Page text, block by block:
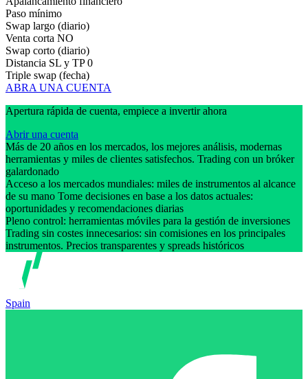
Paso mínimo
Swap largo (diario)
Venta corta NO
Swap corto (diario)
Distancia SL y TP 0
Triple swap (fecha)
ABRA UNA CUENTA
Apertura rápida de cuenta, empiece a invertir ahora
Abrir una cuenta
Más de 20 años en los mercados, los mejores análisis, modernas
herramientas y miles de clientes satisfechos. Trading con un bróker
galardonado
Acceso a los mercados mundiales: miles de instrumentos al alcance
de su mano Tome decisiones en base a los datos actuales:
oportunidades y recomendaciones diarias
Pleno control: herramientas móviles para la gestión de inversiones
Trading sin costes innecesarios: sin comisiones en los principales
instrumentos. Precios transparentes y spreads históricos
Spain